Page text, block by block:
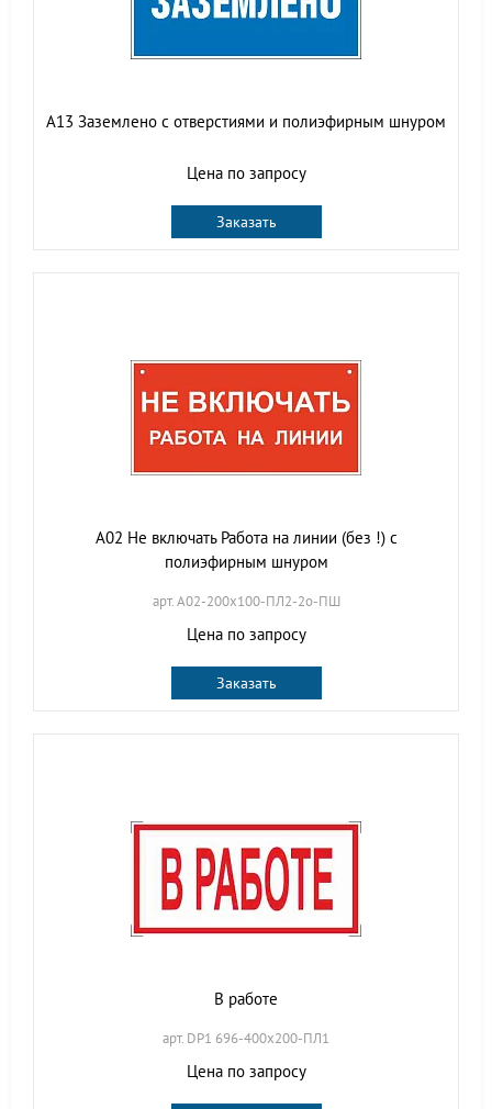
A13 Заземлено с отверстиями и полиэфирным шнуром
Цена по запросу
Заказать
A02 Не включать Работа на линии (без !) с
полиэфирным шнуром
арт. A02-200х100-ПЛ2-2о-ПШ
Цена по запросу
Заказать
В работе
арт. DP1 696-400х200-ПЛ1
Цена по запросу